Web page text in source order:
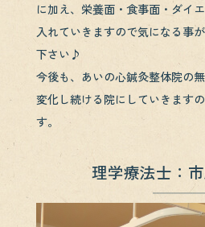
に加え、栄養面・食事面・ダイ
入れていきますので気になる事
下さい♪
今後も、あいの心鍼灸整体院の
変化し続ける院にしていきます
す。
理学療法士：